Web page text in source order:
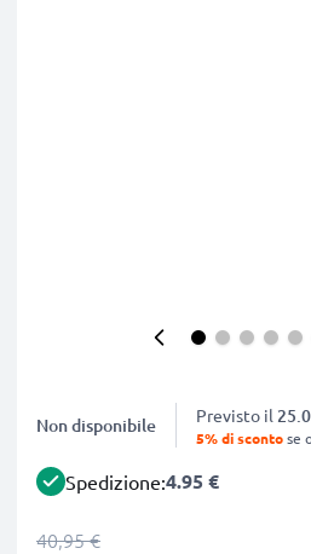
Non disponibile Previsto il
5% di scontose
Spedizione:4.95 €
40,95 €